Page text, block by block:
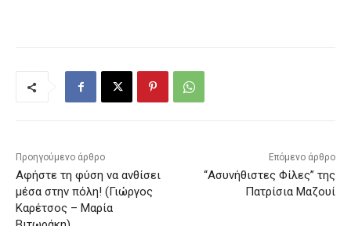
Προηγούμενο άρθρο
Αφήστε τη φύση να ανθίσει
μέσα στην πόλη! (Γιώργος
Καρέτσος – Μαρία
Επόμενο άρθρο
“Ασυνήθιστες Φίλες” της
Πατρίσια Μαζουί